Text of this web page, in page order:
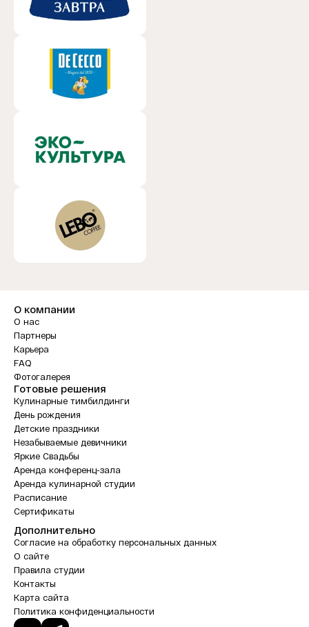
О компании
О нас
Партнеры
Карьера
FAQ
Фотогалерея
Готовые решения
Кулинарные тимбилдинги
День рождения
Детские праздники
Незабываемые девичники
Яркие Свадьбы
Аренда конференц-зала
Аренда кулинарной студии
Расписание
Сертификаты
Дополнительно
Согласие на обработку персональных данных
О сайте
Правила студии
Контакты
Карта сайта
Политика конфиденциальности